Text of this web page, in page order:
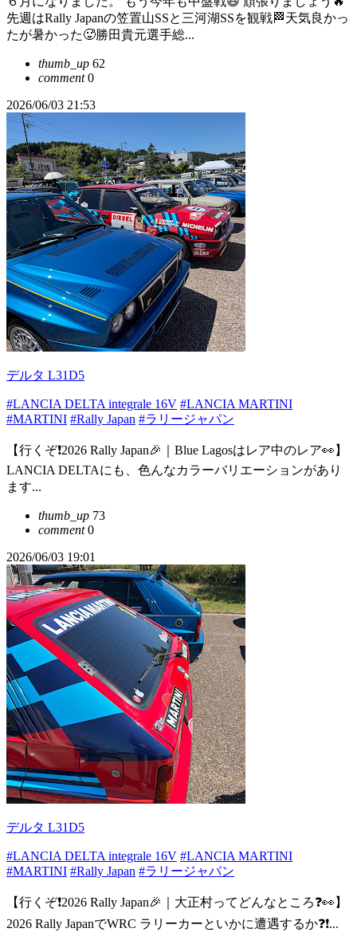
先週はRally Japanの笠置山SSと三河湖SSを観戦🏁天気良かっ
たが暑かった🥵勝田貴元選手総...
thumb_up 62
comment0
2026/06/03 21:53
デルタ L31D5
#LANCIA DELTA integrale 16V #LANCIA MARTINI
#MARTINI #Rally Japan #ラリージャパン
【行くぞ❗️2026 Rally Japan🎉｜Blue Lagosはレア中のレア👀】
LANCIA DELTAにも、色んなカラーバリエーションがあり
ます...
thumb_up 73
comment0
2026/06/03 19:01
デルタ L31D5
#LANCIA DELTA integrale 16V #LANCIA MARTINI
#MARTINI #Rally Japan #ラリージャパン
【行くぞ❗️2026 Rally Japan🎉｜大正村ってどんなところ❓👀】
2026 Rally JapanでWRC ラリーカーといかに遭遇するか❓❗️...